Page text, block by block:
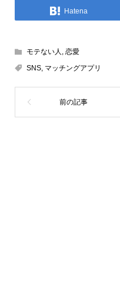
Hatena
モテない人
恋愛
SNS, マッチングアプリ